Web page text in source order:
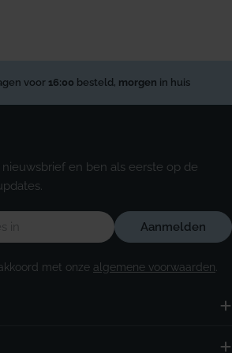
voor 16:00 besteld, morgen in huis
en ben als eerste op de
Aanmelden
met onze algemene voorwaarden